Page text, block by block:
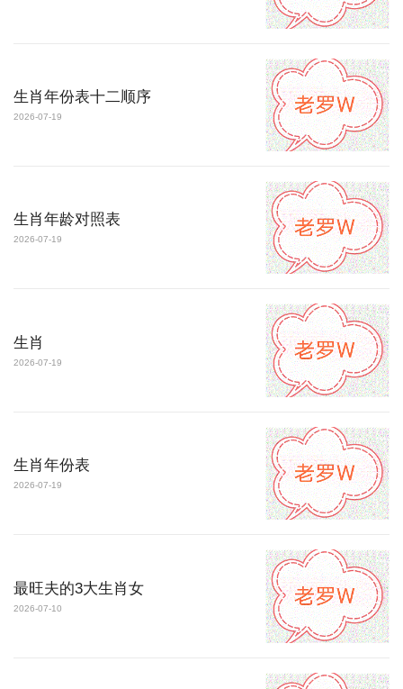
生肖年份表十二顺序
2026-07-19
生肖年龄对照表
2026-07-19
生肖
2026-07-19
生肖年份表
2026-07-19
最旺夫的3大生肖女
2026-07-10